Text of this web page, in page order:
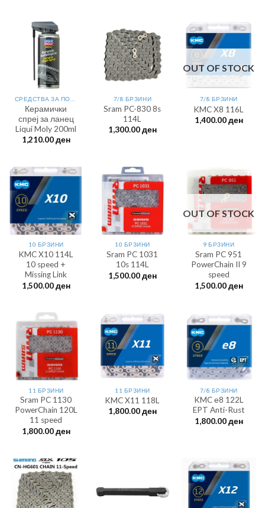
Керамички
спреј за ланец
Liqui Moly 200ml
1,210.00ден
7/8 БРЗИНИ
Sram PC-830 8s
114L
1,300.00ден
OUT OF STOCK
7/8 БРЗИНИ
KMC X8 116L
1,400.00ден
10 БРЗИНИ
KMC X10 114L
10 speed +
Missing Link
1,500.00ден
10 БРЗИНИ
Sram PC 1031
10s 114L
1,500.00ден
OUT OF STOCK
9 БРЗИНИ
Sram PC 951
PowerChain II 9
speed
1,500.00ден
11 БРЗИНИ
Sram PC 1130
PowerChain 120L
11 speed
1,800.00ден
11 БРЗИНИ
KMC X11 118L
1,800.00ден
7/8 БРЗИНИ
KMC е8 122L
EPT Anti-Rust
1,800.00ден